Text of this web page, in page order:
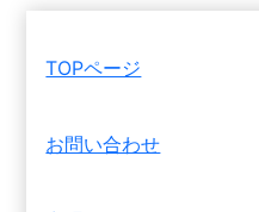
TOPページ
お問い合わせ